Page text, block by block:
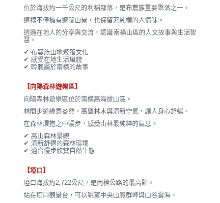
位於海拔約一千公尺的利稻部落，是布農族重要聚落之一。
這裡不僅擁有遼闊山景，也保留著純樸的人情味。
透過在地人的分享與交流，認識南橫山區的人文故事與生活智
慧。
✔ 布農族山地聚落文化
✔ 感受在地生活風貌
✔ 聆聽屬於南橫的故事
【向陽森林遊樂區】
向陽森林遊樂區位於南橫高海拔山區。
林間步道綠意盎然，高聳林木與清新空氣，讓人身心舒暢。
在森林環抱之中漫步，感受山林最純粹的氣息。
✔ 高山森林景觀
✔ 清新舒適的森林環境
✔ 適合慢步欣賞自然生態
【埡口】
埡口海拔約2,722公尺，是南橫公路的最高點。
站在埡口觀景台，可以眺望中央山脈群峰與山谷雲海。